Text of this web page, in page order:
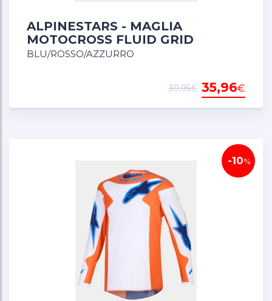
ALPINESTARS - MAGLIA
MOTOCROSS FLUID GRID
BLU/ROSSO/AZZURRO
35,96€
39,95€
-10%